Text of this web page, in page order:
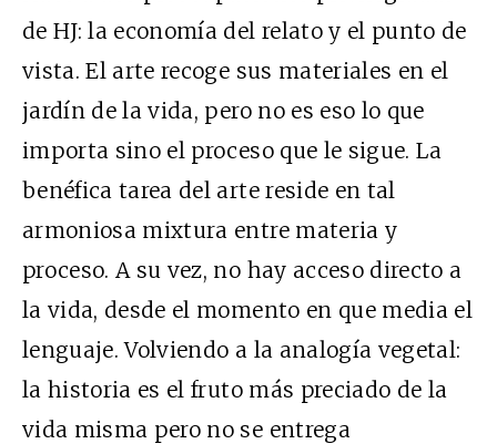
de HJ: la economía del relato y el punto de
vista. El arte recoge sus materiales en el
jardín de la vida, pero no es eso lo que
importa sino el proceso que le sigue. La
benéfica tarea del arte reside en tal
armoniosa mixtura entre materia y
proceso. A su vez, no hay acceso directo a
la vida, desde el momento en que media el
lenguaje. Volviendo a la analogía vegetal:
la historia es el fruto más preciado de la
vida misma pero no se entrega